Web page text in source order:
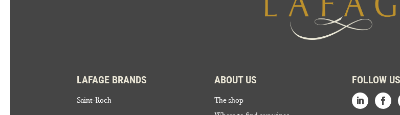
LAFAGE BRANDS
Saint-Roch
ABOUT US
The shop
FOLLOW US